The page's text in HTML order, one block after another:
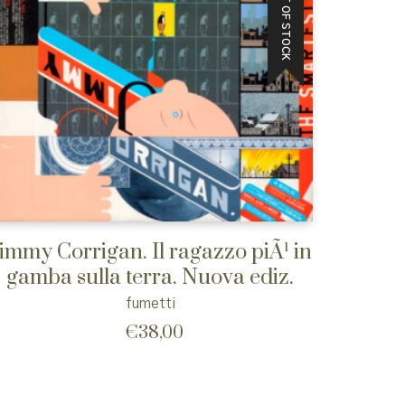
OUT OF STOCK
Corrigan. Il ragazzo piÃ¹ in
gamba sulla terra. Nuova ediz.
fumetti
€38,00